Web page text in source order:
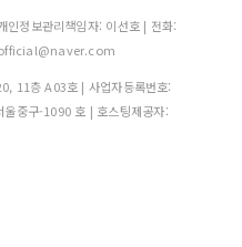
정보관리책임자: 이선호 | 전화:
11층 A03호 | 사업자등록번호:
울중구-1090 호 | 호스팅제공자: